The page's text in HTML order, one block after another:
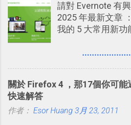
如何分析使用你
社群效果？則是
份，也是惡意程式
從Facebook隱私
Facebook中接收
立的「 電腦玩物
請對 Evernote 有
2025 年最新文章
我的 5 大常用新
介紹文章： 把不
大綱收合、目錄連
議記錄不麻煩！我
關於 Firefox 4 ，那17個你可能
快速解答
作者： Esor Huang 3月 23, 2011